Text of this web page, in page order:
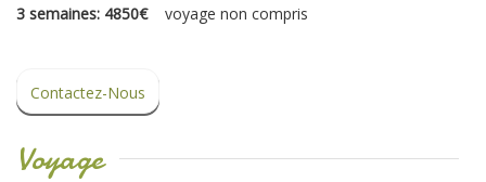
3 semaines: 4850€ voyage non compris
Contactez-Nous
Voyage